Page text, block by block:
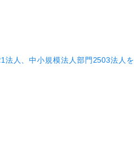
法人、中小規模法人部門2503法人を